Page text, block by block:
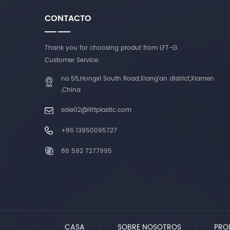
y
CONTACTO
Thank you for choosing produt from LFT-G.
Customer Service:
no.55,Hongxi South Road,Xiang'an district,Xiamen
,China
sale02@lfrtplastic.com
+86 13950095727
86 592 7277995
CASA SOBRE NOSOTROS